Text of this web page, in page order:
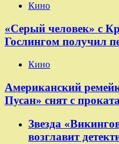
Кино
«Серый человек» с
Гослингом получил
Кино
Американский
Пусан» снят с проката
Звезда
возглавит